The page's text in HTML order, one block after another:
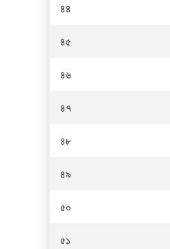
৪৪
৪৫
৪৬
৪৭
৪৮
৪৯
৫০
৫১